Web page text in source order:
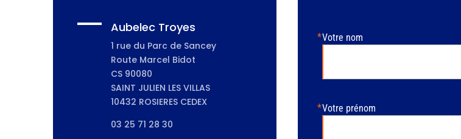
Aubelec Troyes
1 rue du Parc de Sancey
Route Marcel Bidot
CS 90080
SAINT JULIEN LES VILLAS
10432 ROSIERES CEDEX
03 25 71 28 30
Votre nom
Votre prénom